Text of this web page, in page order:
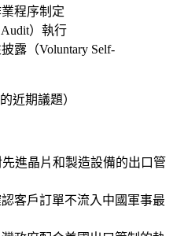
程序制定
）執行
露（Voluntary Self-
近期議題）
先進晶片和製造設備的出口管
客戶訂單不流入中國軍事最